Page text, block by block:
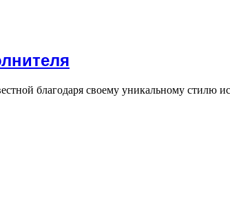
благодаря своему уникальному стилю